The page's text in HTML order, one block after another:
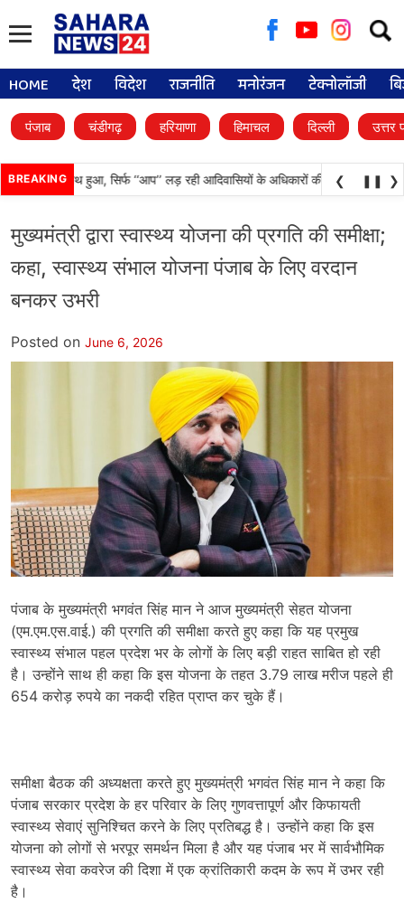
for:
HOME देश विदेश राजनीति मनोरंजन टेक्नोलॉजी
पंजाब चंडीगढ़ हरियाणा हिमाचल दिल्ली उत्तर
BREAKING
के साथ हुआ, सिर्फ ‘‘आप’’ लड़ रही आदिवासियों के अधिकारों की लड़ाई- केजरीवाल
❮ ❚❚ ❯
मुख्यमंत्री द्वारा स्वास्थ्य योजना की प्रगति की समीक्षा;
कहा, स्वास्थ्य संभाल योजना पंजाब के लिए वरदान
बनकर उभरी
Posted on June 6, 2026
पंजाब के मुख्यमंत्री भगवंत सिंह मान ने आज मुख्यमंत्री सेहत योजना
(एम.एम.एस.वाई.) की प्रगति की समीक्षा करते हुए कहा कि यह प्रमुख
स्वास्थ्य संभाल पहल प्रदेश भर के लोगों के लिए बड़ी राहत साबित हो रही
है। उन्होंने साथ ही कहा कि इस योजना के तहत 3.79 लाख मरीज पहले ही
654 करोड़ रुपये का नकदी रहित प्राप्त कर चुके हैं।
समीक्षा बैठक की अध्यक्षता करते हुए मुख्यमंत्री भगवंत सिंह मान ने कहा कि
पंजाब सरकार प्रदेश के हर परिवार के लिए गुणवत्तापूर्ण और किफायती
स्वास्थ्य सेवाएं सुनिश्चित करने के लिए प्रतिबद्ध है। उन्होंने कहा कि इस
योजना को लोगों से भरपूर समर्थन मिला है और यह पंजाब भर में सार्वभौमिक
स्वास्थ्य सेवा कवरेज की दिशा में एक क्रांतिकारी कदम के रूप में उभर रही
है।